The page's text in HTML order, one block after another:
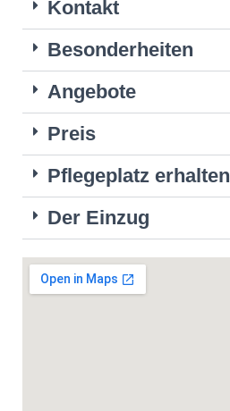
Kontakt
Besonderheiten
Angebote
Preis
Pflegeplatz erhalten
Der Einzug